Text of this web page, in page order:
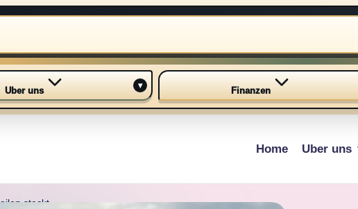
Uber uns
▾
Finanzen
Home Uber uns
steckt